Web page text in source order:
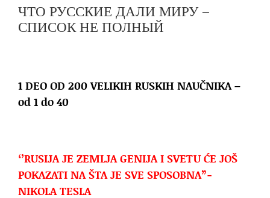
ЧТО РУССКИЕ ДАЛИ МИРУ –
СПИСОК НЕ ПОЛНЫЙ
1 DEO OD 200 VELIKIH RUSKIH NAUČNIKA –
od 1 do 40
‘’RUSIJA JE ZEMLJA GENIJA I SVETU ĆE JOŠ
POKAZATI NA ŠTA JE SVE SPOSOBNA”-
NIKOLA TESLA